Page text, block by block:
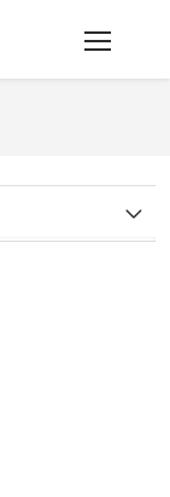
de Pagos a